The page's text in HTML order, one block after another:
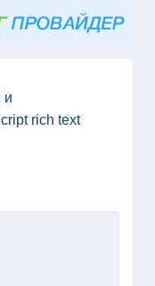
и
rich text